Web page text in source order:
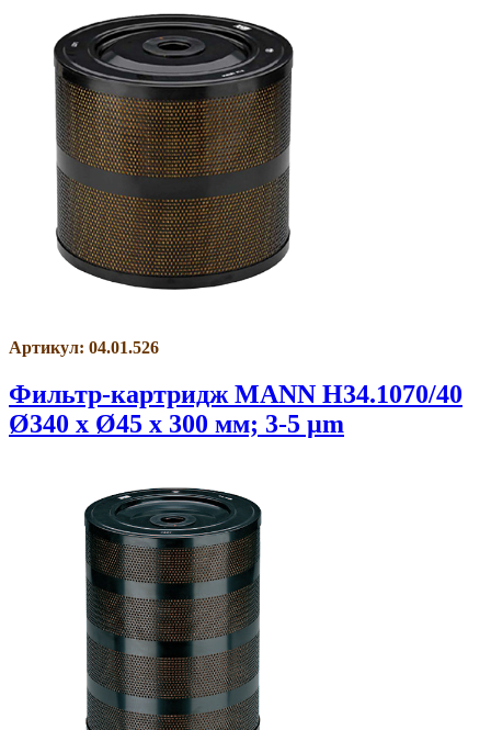
Артикул: 04.01.526
Фильтр-картридж MANN H34.1070/40
Ø340 x Ø45 x 300 мм; 3-5 µm